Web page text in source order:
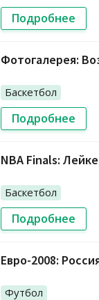
Подробнее
Фотогалерея:
Баскетбол
Подробнее
NBA Finals:
Баскетбол
Подробнее
Евро-2008:
Футбол